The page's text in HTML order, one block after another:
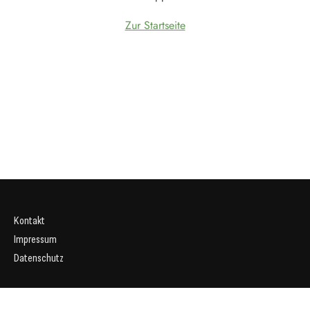
Zur Startseite
Kontakt
Impressum
Datenschutz